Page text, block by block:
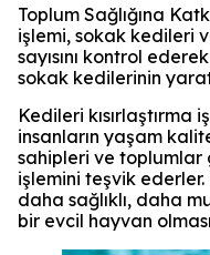
Toplum Sağlığına
işlemi, sokak kedileri
sayısını kontrol
sokak kedilerinin
Kedileri kısırlaştırma
insanların yaşam
sahipleri ve toplumlar
işlemini teşvik ederler.
daha sağlıklı, daha
bir evcil hayvan